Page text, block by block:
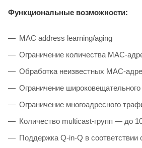
Функциональные возможности:
MAC address learning/aging
Ограничение количества MAC-
Обработка неизвестных МАС-
Ограничение
Ограничение многоадресного
Количество multicast-групп — до
Поддержка Q-in-Q в соответствии